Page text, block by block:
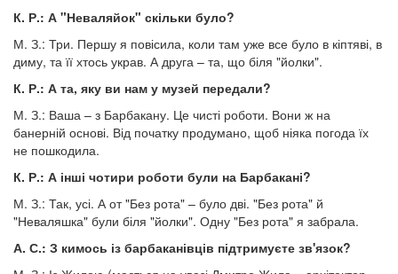
К. Р.: А "Неваляйок" скільки було?
М. З.: Три. Першу я повісила, коли там уже все було в кіптяві, в
диму, та її хтось украв. А друга – та, що біля "йолки".
К. Р.: А та, яку ви нам у музей передали?
М. З.: Ваша – з Барбакану. Це чисті роботи. Вони ж на
банерній основі. Від початку продумано, щоб ніяка погода їх
не пошкодила.
К. Р.: А інші чотири роботи були на Барбакані?
М. З.: Так, усі. А от "Без рота" – було дві. "Без рота" й
"Неваляшка" були біля "йолки". Одну "Без рота" я забрала.
А. С.: З кимось із барбаканівців підтримуєте зв'язок?